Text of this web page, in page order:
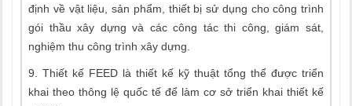
định về vật liệu, sản phẩm, thiết bị sử dụng cho công trình
gói thầu xây dựng và các công tác thi công, giám sát,
nghiệm thu công trình xây dựng.
9. Thiết kế FEED là thiết kế kỹ thuật tổng thể được triển
khai theo thông lệ quốc tế để làm cơ sở triển khai thiết kế